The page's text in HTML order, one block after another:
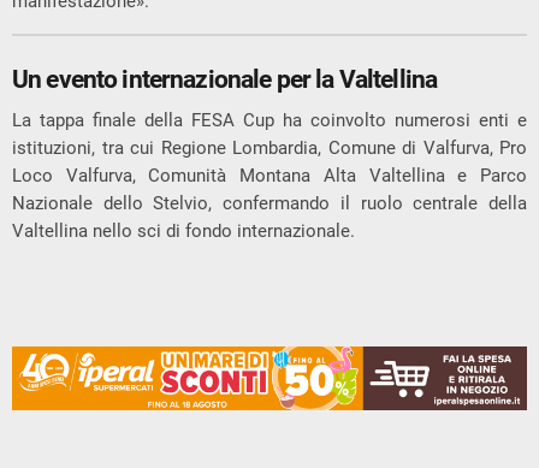
Un evento internazionale per la Valtellina
La tappa finale della FESA Cup ha coinvolto numerosi enti e
istituzioni, tra cui Regione Lombardia, Comune di Valfurva, Pro
Loco Valfurva, Comunità Montana Alta Valtellina e Parco
Nazionale dello Stelvio, confermando il ruolo centrale della
Valtellina nello sci di fondo internazionale.